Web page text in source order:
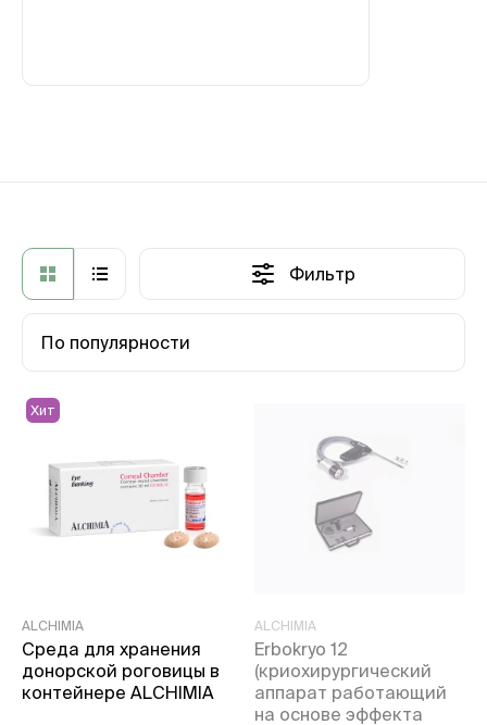
Фильтр
По популярности
ALCHIMIA
Среда для хранения
донорской роговицы в
контейнере ALCHIMIA
Хит
ALCHIMIA
Erbokryo 12
(криохирургический
аппарат работающий
на основе эффекта